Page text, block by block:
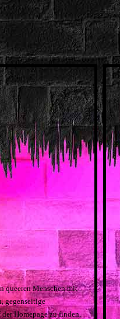
queeren Menschen mit
gegenseitige
Homepage zu finden.